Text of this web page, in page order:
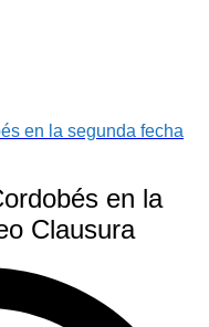
en la segunda fecha
en la
Clausura